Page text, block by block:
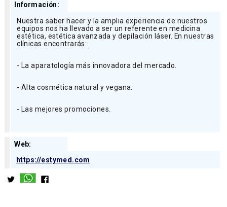
Información:
Nuestra saber hacer y la amplia experiencia de nuestros
equipos nos ha llevado a ser un referente en medicina
estética, estética avanzada y depilación láser. En nuestras
clínicas encontrarás:
- La aparatología más innovadora del mercado.
- Alta cosmética natural y vegana.
- Las mejores promociones.
Web:
https://estymed.com